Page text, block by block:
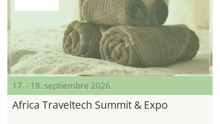
17. - 18. septiembre 2026
Africa Traveltech Summit & Expo